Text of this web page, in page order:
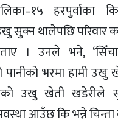
हरपुर्वाका
सुक्न थालेपछि परिवार
। उनले भने,
भरमा हामी उखु
उखु खेती खडेरीले
आउँछ कि भन्ने